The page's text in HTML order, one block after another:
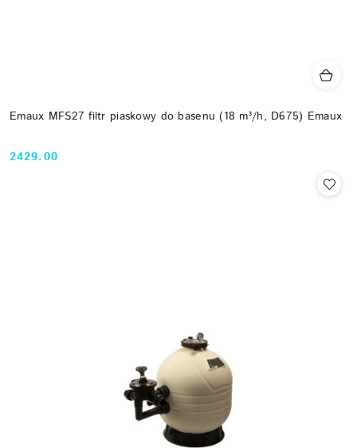
Emaux MFS27 filtr piaskowy do basenu (18 m³/h, D675) Emaux
Cena:
2429.00